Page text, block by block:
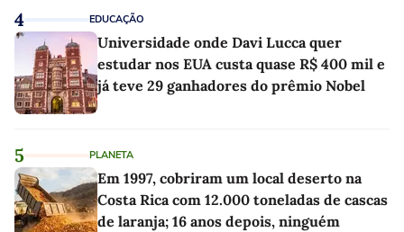
4 EDUCAÇÃO
Universidade onde Davi Lucca quer
estudar nos EUA custa quase R$ 400 mil e
já teve 29 ganhadores do prêmio Nobel
5 PLANETA
Em 1997, cobriram um local deserto na
Costa Rica com 12.000 toneladas de cascas
de laranja; 16 anos depois, ninguém